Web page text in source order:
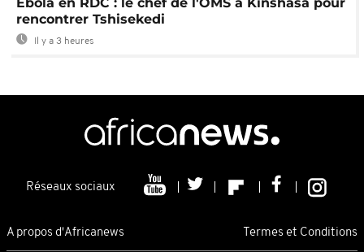
rencontrer Tshisekedi
Il y a 3 heures
Réseaux sociaux
A propos d'Africanews Termes et Conditions